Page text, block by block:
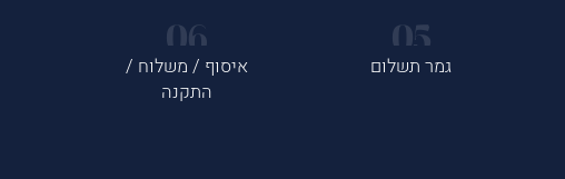
גמר תשלום
איסוף / משלוח /
התקנה